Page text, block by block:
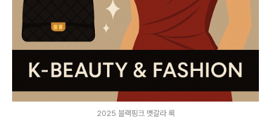
2025 블랙핑크 멧갈라 룩